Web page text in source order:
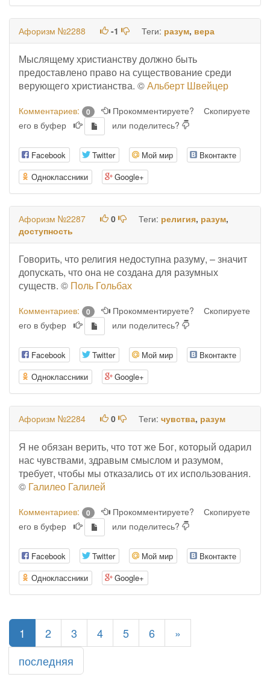
Афоризм №2288 -1 Теги: разум, вера
Мыслящему христианству должно быть
предоставлено право на существование среди
верующего христианства. ©Альберт Швейцер
Комментариев: 0 Прокомментируете?
Скопируете
его в буфер
или поделитесь?
Facebook Twitter Мой мир
Вконтакте
Одноклассники
Google+
Афоризм №2287 0 Теги: религия, разум,
доступность
Говорить, что религия недоступна разуму, – значит
допускать, что она не создана для разумных
существ. © Поль Гольбах
Комментариев: 0 Прокомментируете?
Скопируете
его в буфер
или поделитесь?
Facebook Twitter Мой мир
Вконтакте
Одноклассники
Google+
Афоризм №2284 0 Теги: чувства, разум
Я не обязан верить, что тот же Бог, который одарил
нас чувствами, здравым смыслом и разумом,
требует, чтобы мы отказались от их использования.
© Галилео Галилей
Комментариев: 0 Прокомментируете?
Скопируете
его в буфер
или поделитесь?
Facebook Twitter Мой мир
Вконтакте
Одноклассники
Google+
1 (current)
2 3 4 5 6
»
последняя